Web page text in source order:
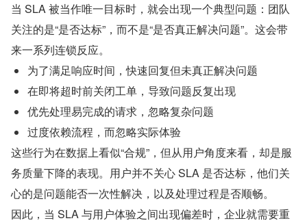
当 SLA 被当作唯一目标时，就会出现一个典型问题：团队
关注的是“是否达标”，而不是“是否真正解决问题”。这会带
来一系列连锁反应。
为了满足响应时间，快速回复但未真正解决问题
在即将超时前关闭工单，导致问题反复出现
优先处理易完成的请求，忽略复杂问题
过度依赖流程，而忽略实际体验
这些行为在数据上看似“合规”，但从用户角度来看，却是服
务质量下降的表现。用户并不关心 SLA 是否达标，他们关
心的是问题能否一次性解决，以及处理过程是否顺畅。
因此，当 SLA 与用户体验之间出现偏差时，企业就需要重